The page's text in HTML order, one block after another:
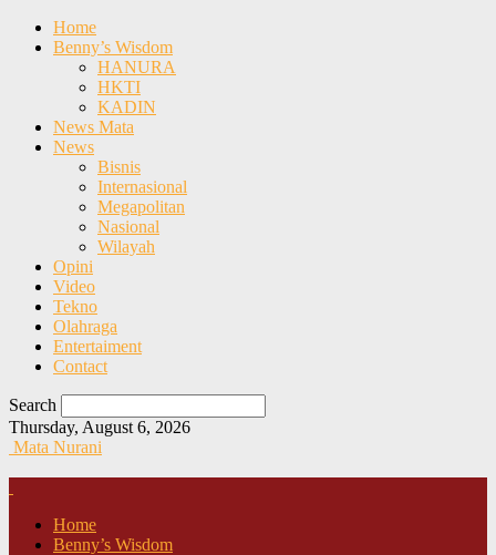
Home
Benny’s Wisdom
HANURA
HKTI
KADIN
News Mata
News
Bisnis
Internasional
Megapolitan
Nasional
Wilayah
Opini
Video
Tekno
Olahraga
Entertaiment
Contact
Search
Thursday, August 6, 2026
Mata Nurani
Home
Benny’s Wisdom